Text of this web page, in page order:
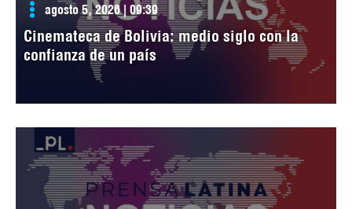
agosto 5, 2026 | 09:39
Cinemateca de Bolivia: medio siglo con la
confianza de un país